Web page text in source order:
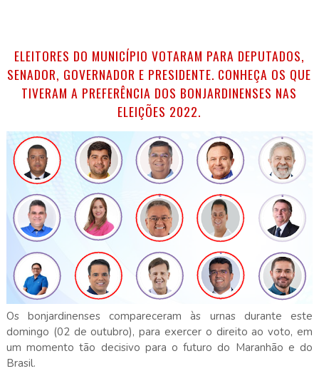
ELEITORES DO MUNICÍPIO VOTARAM PARA DEPUTADOS,
SENADOR, GOVERNADOR E PRESIDENTE. CONHEÇA OS QUE
TIVERAM A PREFERÊNCIA DOS BONJARDINENSES NAS
ELEIÇÕES 2022.
Os bonjardinenses compareceram às urnas durante este
domingo (02 de outubro), para exercer o direito ao voto, em
um momento tão decisivo para o futuro do Maranhão e do
Brasil.